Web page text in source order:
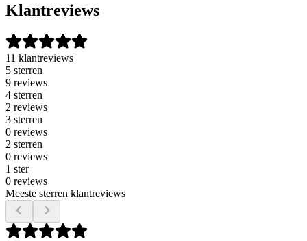
Klantreviews
11 klantreviews
5 sterren
9 reviews
4 sterren
2 reviews
3 sterren
0 reviews
2 sterren
0 reviews
1 ster
0 reviews
Meeste sterren klantreviews